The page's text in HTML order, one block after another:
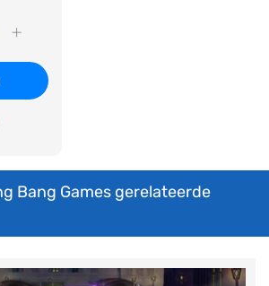
Bang Games gerelateerde